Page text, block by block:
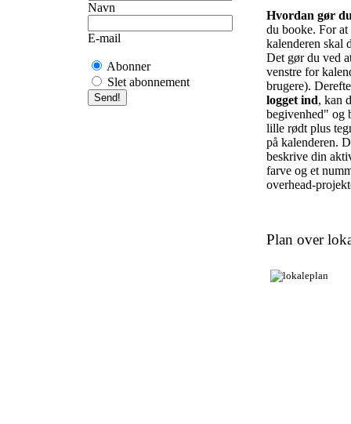
Navn
E-mail
Abonner
Slet abonnement
Hvordan gør
du booke. For
kalenderen skal
Det gør du ved
venstre for
brugere).
logget ind, kan
begivenhed" og
lille rødt plus
på kalenderen.
beskrive din
farve og et
overhead-
Plan over